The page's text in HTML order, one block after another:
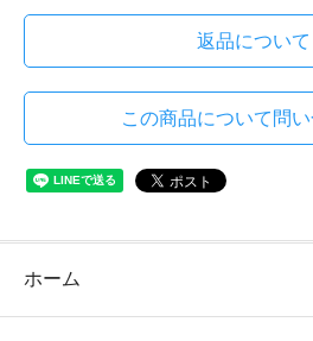
返品について
この商品について問
ホーム